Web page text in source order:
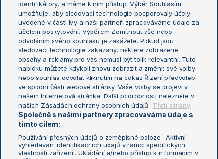
Sázkařský žebříček
Wimbledon
US Open
Turnaj mistrů
Turnaj mistryň
Aktualní trendy
Fotbalové přestupy
Livesport Daily
LS Prague Open
Podmínky užití Nastavení soukromí
identifikátory, a máme k nim přístup. Výběr Souhlasím
umožňuje, aby sledovací technologie podporovaly účely
uvedené v části My a naši partneři zpracováváme údaje za
účelem poskytování. Výběrem Zamítnout vše nebo
odvoláním svého souhlasu je zakážete. Pokud jsou
sledovací technologie zakázány, některé zobrazené
obsahy a reklamy pro vás nemusí být tolik relevantní. Tuto
nabídku můžete kdykoli znovu zobrazit a změnit své volby
nebo souhlas odvolat kliknutím na odkaz Řízení předvoleb
ve spodní části webové stránky. Vaše volby se projeví v
našem Internetová stránka. Další podrobnosti naleznete v
našich Zásadách ochrany osobních údajů. Třetí strany
Společně s našimi partnery zpracováváme údaje s
tímto cílem:
Používání přesných údajů o zeměpisné poloze . Aktivní
vyhledávání identifikačních údajů v rámci specifických
vlastností zařízení . Ukládání a/nebo přístup k informacím v